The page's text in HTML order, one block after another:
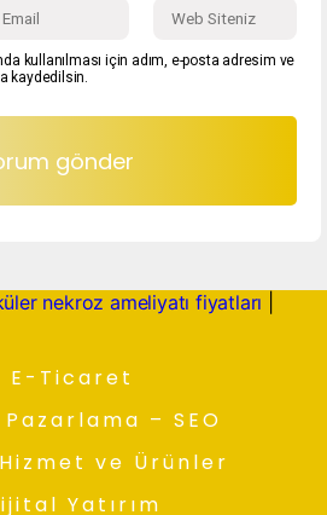
kullanılması için adım, e-posta adresim ve
kaydedilsin.
nekroz ameliyatı fiyatları
E-Ticaret
– SEO
ve Ürünler
Yatırım